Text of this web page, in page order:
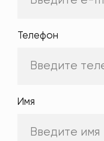
Телефон
Имя